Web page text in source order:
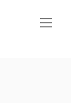
menüyü
aç